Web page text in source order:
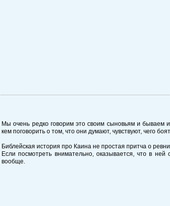
Мы очень редко говорим это своим сыновьям и бываем
кем поговорить о том, что они думают, чувствуют, чего
Библейская история про Каина не простая притча о
Если посмотреть внимательно, оказывается, что в ней
вообще.